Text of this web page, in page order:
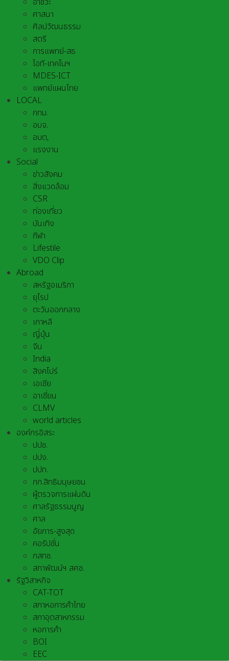
ศาสนา
ศิลปวัฒนธรรม
สตรี
การแพทย์-สธ
ไอที-เทคโนฯ
MDES-ICT
แพทย์แผนไทย
LOCAL
กทม.
อบจ.
อบต,
แรงงาน
Social
ข่าวสังคม
สิ่งแวดล้อม
CSR
ท่องเที่ยว
บันเทิง
กีฬา
Lifestile
VDO Clip
Abroad
สหรัฐอเมริกา
ยุโรป
ตะวันออกกลาง
เกาหลี
ญี่ปุ่น
จีน
India
สิงคโปร์
เอเชีย
อาเชี่ยน
CLMV
world articles
องค์กรอิสระ
ปปช.
ปปง.
ปปท.
กก.สิทธิมนุษยชน
ผู้ตรวจการแผ่นดิน
ศาลรัฐธรรมนูญ
ศาล
อัยการ-สูงสุด
คอรัปชั่น
กสทช.
สภาพัฒน์ฯ สศช.
รัฐวิสาหกิจ
CAT-TOT
สภาหอการค้าไทย
สภาอุตสาหกรรม
หอการค้า
BOI
EEC